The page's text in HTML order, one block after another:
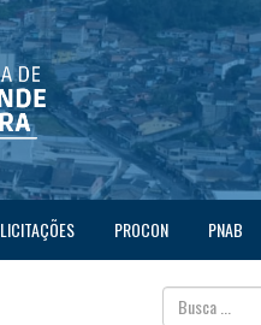
LICITAÇÕES PROCON PNAB